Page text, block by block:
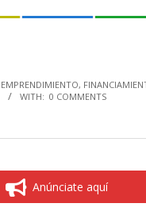
EMPRENDIMIENTO,
WITH: 0 COMMENTS
Anúnciate aquí